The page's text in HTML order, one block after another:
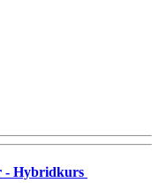
- Hybridkurs